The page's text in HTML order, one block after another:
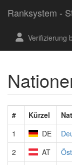
Ranksystem -
Verifizierung
# Kürzel
1
DE
2
AT